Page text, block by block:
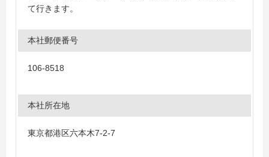
て行きます。
本社郵便番号
106-8518
本社所在地
東京都港区六本木7-2-7